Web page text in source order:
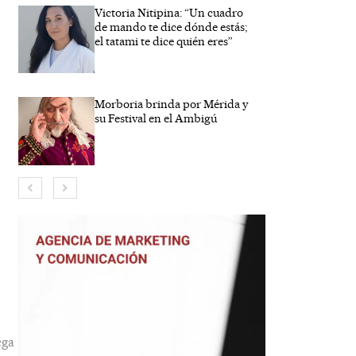
Victoria Nitipina: “Un cuadro
de mando te dice dónde estás;
el tatami te dice quién eres”
Morboria brinda por Mérida y
su Festival en el Ambigú